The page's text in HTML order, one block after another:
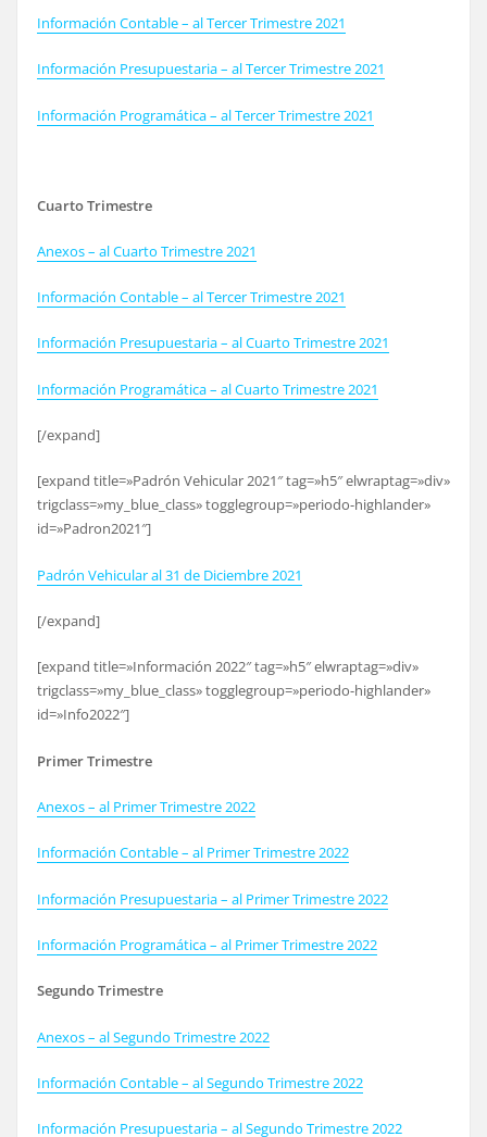
Información Contable – al Tercer Trimestre 2021
Información Presupuestaria – al Tercer Trimestre 2021
Información Programática – al Tercer Trimestre 2021
Cuarto Trimestre
Anexos – al Cuarto Trimestre 2021
Información Contable – al Tercer Trimestre 2021
Información Presupuestaria – al Cuarto Trimestre 2021
Información Programática – al Cuarto Trimestre 2021
[/expand]
[expand title=»Padrón Vehicular 2021″ tag=»h5″ elwraptag=»div»
trigclass=»my_blue_class» togglegroup=»periodo-highlander»
id=»Padron2021″]
Padrón Vehicular al 31 de Diciembre 2021
[/expand]
[expand title=»Información 2022″ tag=»h5″ elwraptag=»div»
trigclass=»my_blue_class» togglegroup=»periodo-highlander»
id=»Info2022″]
Primer Trimestre
Anexos – al Primer Trimestre 2022
Información Contable – al Primer Trimestre 2022
Información Presupuestaria – al Primer Trimestre 2022
Información Programática – al Primer Trimestre 2022
Segundo Trimestre
Anexos – al Segundo Trimestre 2022
Información Contable – al Segundo Trimestre 2022
Información Presupuestaria – al Segundo Trimestre 2022